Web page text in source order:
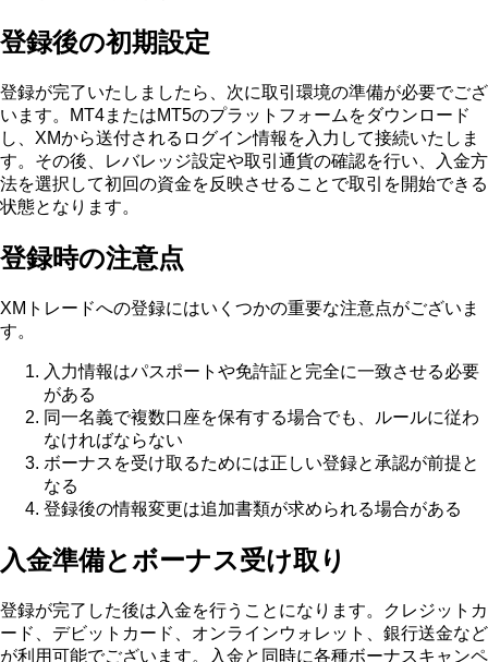
登録後の初期設定
登録が完了いたしましたら、次に取引環境の準備が必要でござ
います。MT4またはMT5のプラットフォームをダウンロード
し、XMから送付されるログイン情報を入力して接続いたしま
す。その後、レバレッジ設定や取引通貨の確認を行い、入金方
法を選択して初回の資金を反映させることで取引を開始できる
状態となります。
登録時の注意点
XMトレードへの登録にはいくつかの重要な注意点がございま
す。
入力情報はパスポートや免許証と完全に一致させる必要
がある
同一名義で複数口座を保有する場合でも、ルールに従わ
なければならない
ボーナスを受け取るためには正しい登録と承認が前提と
なる
登録後の情報変更は追加書類が求められる場合がある
入金準備とボーナス受け取り
登録が完了した後は入金を行うことになります。クレジットカ
ード、デビットカード、オンラインウォレット、銀行送金など
が利用可能でございます。入金と同時に各種ボーナスキャンペ